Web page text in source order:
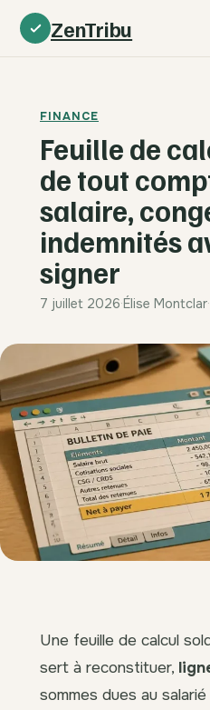
ZenTribu
FINANCE
Feuille de
de tout
salaire,
indemnités
signer
7 juillet 2026·Élise Montclar·
Une feuille de calcul
sert à reconstituer,
sommes dues au